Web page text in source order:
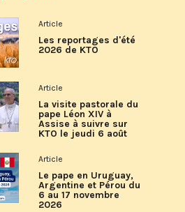
Article
Les reportages d'été
2026 de KTO
Article
La visite pastorale du
pape Léon XIV à
Assise à suivre sur
KTO le jeudi 6 août
Article
Le pape en Uruguay,
Argentine et Pérou du
6 au 17 novembre
2026